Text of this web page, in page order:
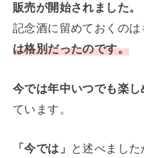
販売が開始されました。
記念酒に留めておくの
は格別だったのです。
今では年中いつでも楽し
ています。
「今では」 と述べました